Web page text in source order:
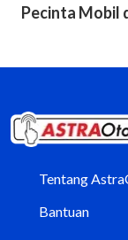
Pecinta Mobil
Tentang
Bantuan